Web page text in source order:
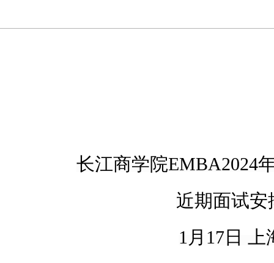
长江商学院EMBA2024
近期面试安
1月 17日 上